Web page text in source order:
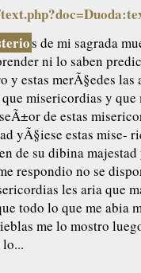
s de mi sagrada
ni lo saben
y estas merÃ§edes las
misericordias y que
de estas
yÃ§iese estas mise-
de su dibina
respondio no se
les aria que
todo lo que me abia
me lo mostro